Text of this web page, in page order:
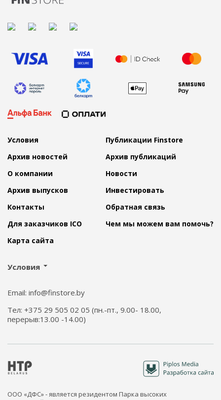
Условия
Публикации Finstore
Архив новостей
Архив публикаций
О компании
Новости
Архив выпусков
Инвестировать
Контакты
Обратная связь
Для заказчиков ICO
Чем мы можем вам помочь?
Карта сайта
Условия
Email: info@finstore.by
Тел: +375 29 505 02 05 (пн.-пт., 9.00- 18.00,
перерыв:13.00 -14.00)
ООО «ДФС» - является резидентом Парка высоких